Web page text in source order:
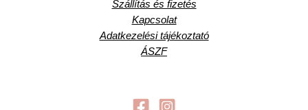
Szállítás és fizetés
Kapcsolat
Adatkezelési tájékoztató
ÁSZF